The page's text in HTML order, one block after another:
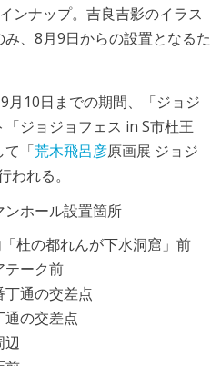
ンナップ。吉良吉影のイラス
、8月9日からの設置となるた
月10日までの期間、「ジョジ
ジョジョフェス in S市杜王
て「荒木飛呂彦原画展 ジョジ
われる。
ンホール設置箇所
杜の都れんが下水洞窟」前
テーク前
通の交差点
通の交差点
辺